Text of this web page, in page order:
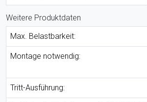
Weitere Produktdaten
Max. Belastbarkeit:
Montage notwendig:
Tritt-Ausführung: